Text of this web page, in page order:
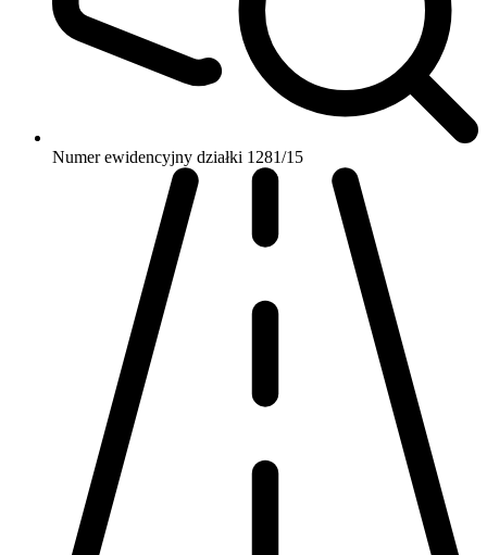
Numer ewidencyjny działki 1281/15